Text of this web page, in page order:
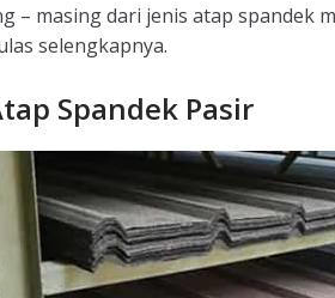
– masing dari jenis atap spandek
selengkapnya.
Spandek Pasir